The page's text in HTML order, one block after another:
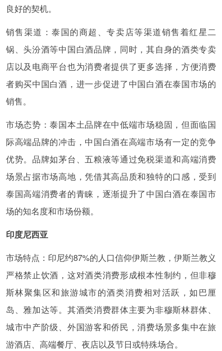
良好的契机。
销售渠道：泰国的商超、专卖店等渠道销售着红星二
锅、头汾酒等中国白酒品牌，同时，其自身的酒类专卖
店以及电商平台也为消费者提供了更多选择，方便消费
者购买中国白酒，进一步促进了中国白酒在泰国市场的
销售。
市场态势：泰国本土品牌在中低端市场稳固，但面临国
际高端品牌的冲击，中国白酒在高端市场有一定的竞争
优势。品牌如茅台、五粮液等通过免税渠道和高端消费
场景占据市场高地，凭借其高品质和独特的口感，受到
泰国高端消费者的青睐，逐渐提升了中国白酒在泰国市
场的知名度和市场份额。
印度尼西亚
市场特点：印尼约87%的人口信仰伊斯兰教，伊斯兰教义
严格禁止饮酒，这对酒类消费形成根本性制约，但非穆
斯林聚集区和旅游城市的酒类消费相对活跃，如巴厘
岛、雅加达等。其酒类消费群体主要为非穆斯林群体、
城市中产阶级、外国游客和侨民，消费场景多集中在旅
游酒店、高端餐厅、夜店以及节日或特殊场合。